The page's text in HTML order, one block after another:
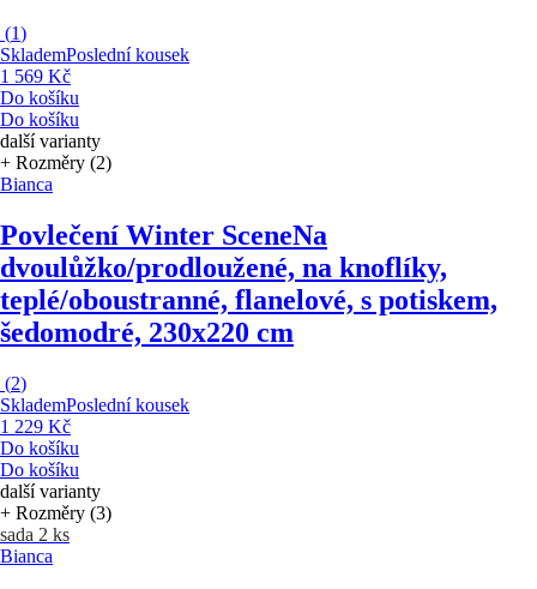
(1)
SklademPoslední kousek
1 569 Kč
Do košíku
Do košíku
další varianty
+ Rozměry (2)
Bianca
Povlečení Winter SceneNa
dvoulůžko/prodloužené, na knoflíky,
teplé/oboustranné, flanelové, s potiskem,
šedomodré, 230x220 cm
(2)
SklademPoslední kousek
1 229 Kč
Do košíku
Do košíku
další varianty
+ Rozměry (3)
sada 2 ks
Bianca